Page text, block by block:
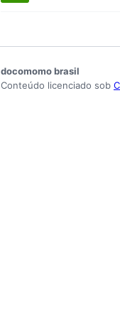
docomomo brasil
Conteúdo licenciado sob